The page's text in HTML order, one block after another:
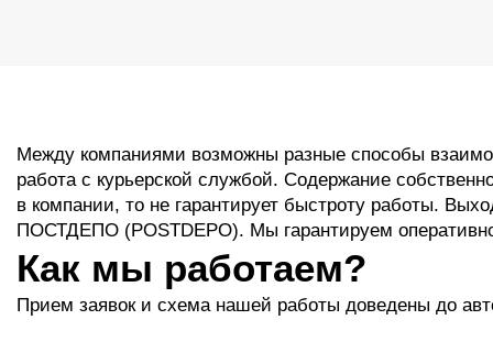
Между компаниями возможны разные способы
работа с курьерской службой. Содержание
в компании, то не гарантирует быстроту работы.
ПОСТДЕПО (POSTDEPO). Мы гарантируем
Как мы работаем?
Прием заявок и схема нашей работы доведены до